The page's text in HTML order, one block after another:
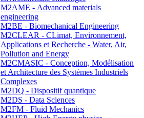
M2AME - Advanced materials
engineering
M2BE - Biomechanical Engineering
M2CLEAR - CLimat, Environnement,
Applications et Recherche - Water, Air,
Pollution and Energy
M2CMASIC - Conception, Modélisation
et Architecture des Systèmes Industriels
Complexes
M2DQ - Dispositif quantique
M2DS - Data Sciences
M2FM - Fluid Mechanics